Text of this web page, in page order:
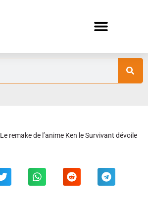
Le remake de l’anime Ken le Survivant dévoile